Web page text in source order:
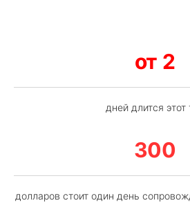
от 2
дней длится этот
300
долларов стоит один день